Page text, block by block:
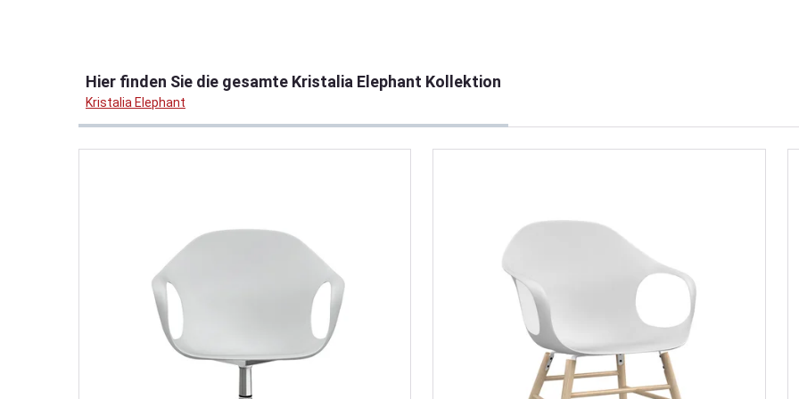
Hier finden Sie die gesamte Kristalia Elephant Kollektion
Kristalia Elephant